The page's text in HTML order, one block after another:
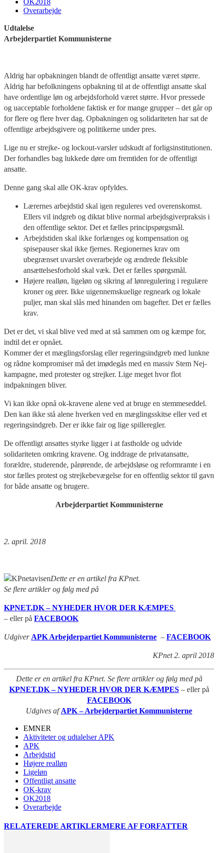
Overarbejde
Udtalelse
Arbejderpartiet Kommunisterne
Aldrig har opbakningen blandt de offentligt ansatte været større.
Aldrig har befolkningens opbakning til at de offentligt ansatte skal
have ordentlige løn og arbejdsforhold været større. Hvor pressede
og uacceptable forholdene faktisk er for mange grupper – det går op
for flere og flere hver dag. Opbakningen og solidariteten har sat de
offentlige arbejdsgivere og politikerne under pres.
Lige nu er strejke- og lockout-varsler udskudt af forligsinstitutionen.
Der forhandles bag lukkede døre om fremtiden for de offentligt
ansatte.
Denne gang skal alle OK-krav opfyldes.
Lærernes arbejdstid skal igen reguleres ved overenskomst.
Ellers vil indgreb og diktat blive normal arbejdsgiverpraksis i
den offentlige sektor. Det et fælles principspørgsmål.
Arbejdstiden skal ikke forlænges og kompensation og
spisepauser skal ikke fjernes. Regionernes krav om
ubegrænset uvarslet overarbejde og ændrede fleksible
ansættelsesforhold skal væk. Det er fælles spørgsmål.
Højere realløn, ligeløn og sikring af lønregulering i regulære
kroner og ører. Ikke uigennemskuelige regneark og lokale
puljer, man skal slås med hinanden om bagefter. Det er fælles
krav.
Det er det, vi skal blive ved med at stå sammen om og kæmpe for,
indtil det er opnået.
Kommer der et mæglingsforslag eller regeringsindgreb med lunkne
og rådne kompromiser må det imødegås med en massiv Stem Nej-
kampagne, med protester og strejker. Lige meget hvor flot
indpakningen bliver.
Vi kan ikke opnå ok-kravene alene ved at bruge en stemmeseddel.
Den kan ikke stå alene hverken ved en mæglingsskitse eller ved et
regeringsindgreb. Der er ikke fair og lige spilleregler.
De offentligt ansattes styrke ligger i at fastholde og udvide
solidariteten omkring kravene. Og inddrage de privatansatte,
forældre, studerende, pårørende, de arbejdsløse og reformramte i en
stor fælles protest og strejkebevægelse for en offentlig sektor til gavn
for både ansatte og brugere.
Arbejderpartiet Kommunisterne
2. april. 2018
Dette er en artikel fra KPnet.
Se flere artikler og følg med på
KPNET.DK – NYHEDER HVOR DER KÆMPES
– eller på FACEBOOK
Udgiver APK Arbejderpartiet Kommunisterne – FACEBOOK
KPnet 2. april 2018
Dette er en artikel fra KPnet. Se flere artikler og følg med på
KPNET.DK – NYHEDER HVOR DER KÆMPES – eller på
FACEBOOK
Udgives afAPK – Arbejderpartiet Kommunisterne
EMNER
Aktiviteter og udtalelser APK
APK
Arbejdstid
Højere realløn
Ligeløn
Offentligt ansatte
OK-krav
OK2018
Overarbejde
RELATEREDE ARTIKLERMERE AF FORFATTER